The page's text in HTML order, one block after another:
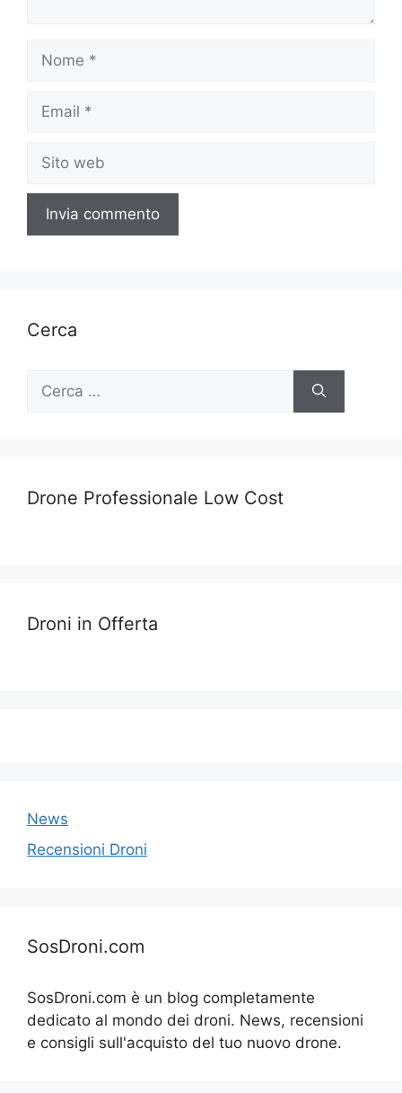
Nome
Email
Sito
web
Cerca
Ricerca
Drone Professionale Low Cost
Droni in Offerta
News
Recensioni Droni
SosDroni.com
SosDroni.com è un blog completamente
dedicato al mondo dei droni. News, recensioni
e consigli sull'acquisto del tuo nuovo drone.